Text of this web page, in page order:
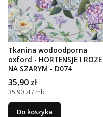
Tkanina wodoodporna
oxford - HORTENSJE I ROZE
NA SZARYM - D074
Cena
35,90 zł
Cena jednostkowa
35,90 zł / mb
Do koszyka